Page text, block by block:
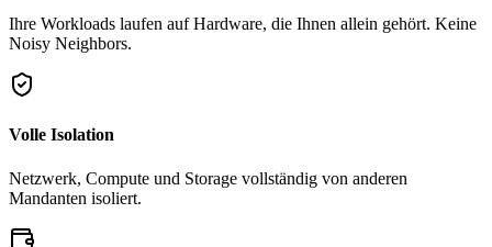
Ihre Workloads laufen auf Hardware, die Ihnen allein gehört. Keine
Noisy Neighbors.
Volle Isolation
Netzwerk, Compute und Storage vollständig von anderen
Mandanten isoliert.